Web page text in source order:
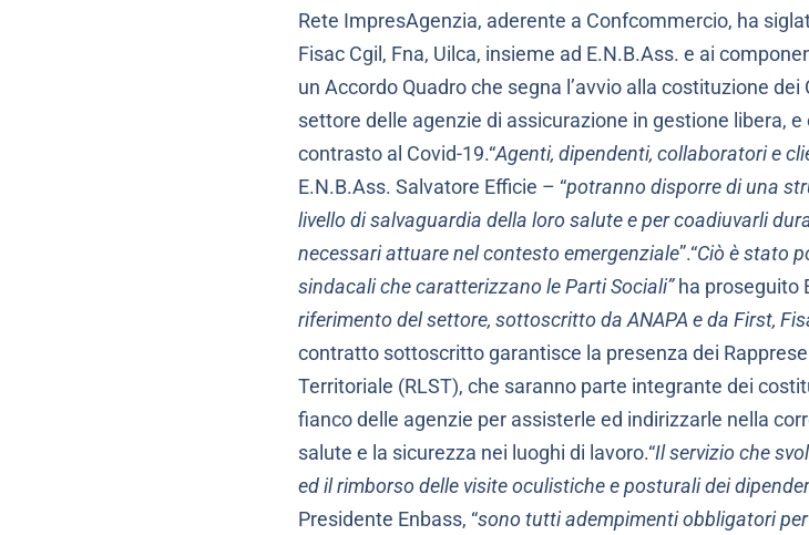
Rete ImpresAgenzia, aderente a Confcommercio, ha
Fisac Cgil, Fna, Uilca, insieme ad E.N.B.Ass. e ai
un Accordo Quadro che segna l’avvio alla costituzione
settore delle agenzie di assicurazione in gestione libera,
contrasto al Covid-19.“Agenti, dipendenti, collaboratori e
E.N.B.Ass. Salvatore Efficie – “potranno disporre di una
livello di salvaguardia della loro salute e per coadiuvarli
necessari attuare nel contesto emergenziale”.“Ciò è stato
sindacali che caratterizzano le Parti Sociali”ha proseguito
riferimento del settore, sottoscritto da ANAPA e da First,
contratto sottoscritto garantisce la presenza dei
Territoriale (RLST), che saranno parte integrante dei
fianco delle agenzie per assisterle ed indirizzarle nella
salute e la sicurezza nei luoghi di lavoro.“Il servizio che
ed il rimborso delle visite oculistiche e posturali dei
Presidente Enbass, “sono tutti adempimenti obbligatori